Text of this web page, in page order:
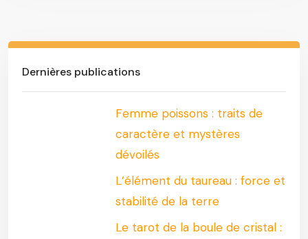
Dernières publications
Femme poissons : traits de
caractère et mystères
dévoilés
L’élément du taureau : force et
stabilité de la terre
Le tarot de la boule de cristal :